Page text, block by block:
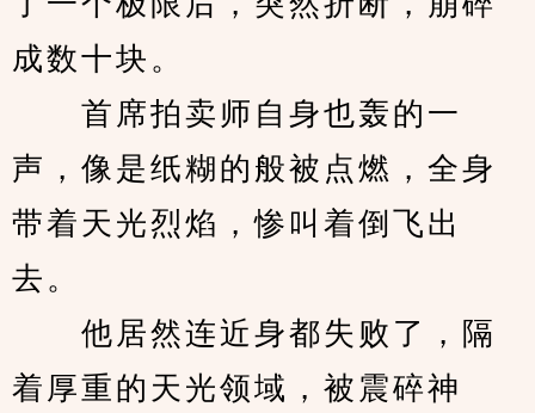
成数十块。
首席拍卖师自身也轰的一
声，像是纸糊的般被点燃，全身
带着天光烈焰，惨叫着倒飞出
去。
他居然连近身都失败了，隔
着厚重的天光领域，被震碎神